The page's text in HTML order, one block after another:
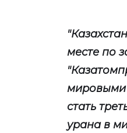
месте по
мировыми
стать
урана в